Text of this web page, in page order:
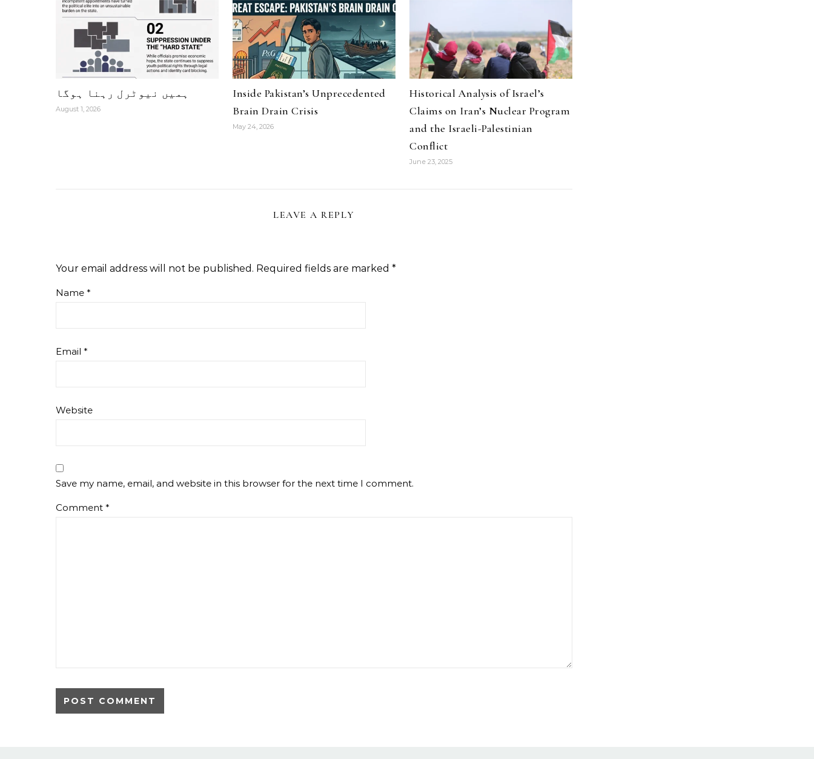
ہمیں نیوٹرل رہنا ہوگا
August 1, 2026
Inside Pakistan’s Unprecedented
Brain Drain Crisis
May 24, 2026
Historical Analysis of Israel’s
Claims on Iran’s Nuclear Program
and the Israeli-Palestinian
Conflict
June 23, 2025
LEAVE A REPLY
Your email address will not be published. Required fields are marked *
Name *
Email *
Website
Save my name, email, and website in this browser for the next time I comment.
Comment *